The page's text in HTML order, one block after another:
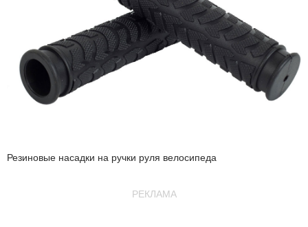
Резиновые насадки на ручки руля велосипеда
РЕКЛАМА